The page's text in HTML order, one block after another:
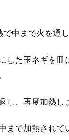
中まで火を通し
た玉ネギを皿
、再度加熱し
まで加熱されて